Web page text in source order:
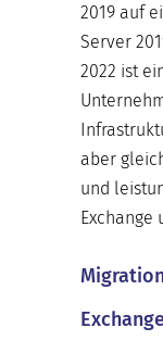
2019 auf
Server
2022 ist
aber
und
Exchange